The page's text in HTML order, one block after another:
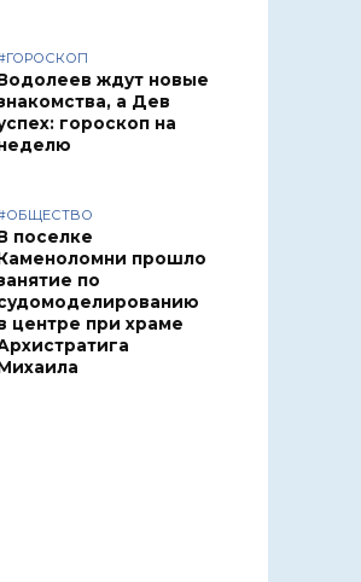
Водолеев ждут новые
а Дев
гороскоп на
В поселке
Каменоломни прошло
по
центре при храме
Михаила